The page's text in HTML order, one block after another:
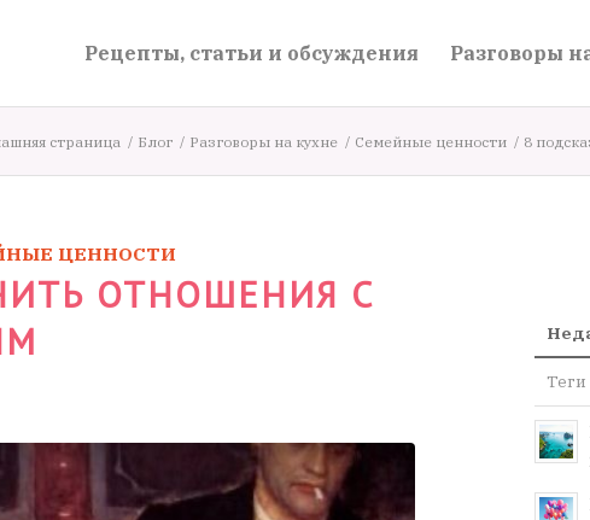
Рецепты, статьи и обсуждения Разговоры
страница / Блог / Разговоры на кухне / Семейные ценности / 8
ЦЕННОСТИ
ОТНОШЕНИЯ С
Теги